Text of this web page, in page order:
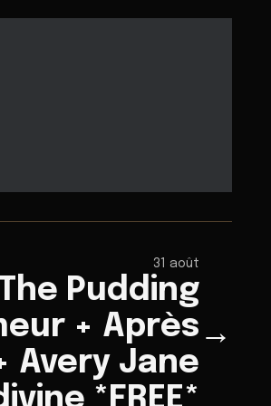
31 août
Pudding
+ Après
Avery Jane
→